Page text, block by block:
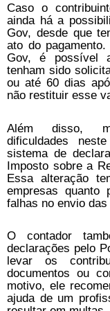
Caso o
ainda há a
Gov, desde que
ato do
Gov, é possível
tenham sido
ou até 60 dias
não restituir esse
Além disso,
dificuldades
sistema de
Imposto sobre a
Essa alteração
empresas quanto
falhas no envio
O contador
declarações pelo
levar os
documentos ou
motivo, ele
ajuda de um